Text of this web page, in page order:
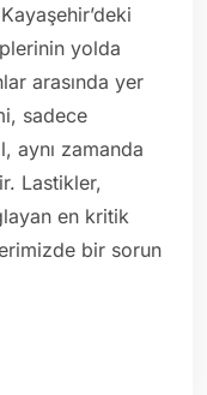
yolda
arasında yer
sadece
aynı zamanda
Lastikler,
en kritik
bir sorun